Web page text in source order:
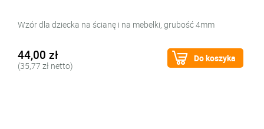
Wzór dla dziecka na ścianę i na mebelki, grubość 4mm
44,00 zł
(35,77 zł netto)
Do koszyka